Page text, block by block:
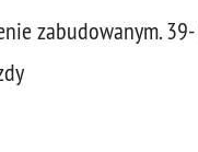
zabudowanym.